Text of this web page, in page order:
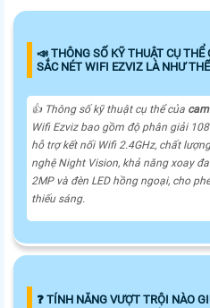
📣 THÔNG SỐ KỸ THUẬT CỤ THỂ
SẮC NÉT WIFI EZVIZ LÀ NHƯ
👍 Thông số kỹ thuật cụ thể của
Wifi Ezviz bao gồm độ phân giải
hỗ trợ kết nối Wifi 2.4GHz, chất
nghệ Night Vision, khả năng xoay
2MP và đèn LED hồng ngoại, cho
thiếu sáng.
❓ TÍNH NĂNG VƯỢT TRỘI NÀO